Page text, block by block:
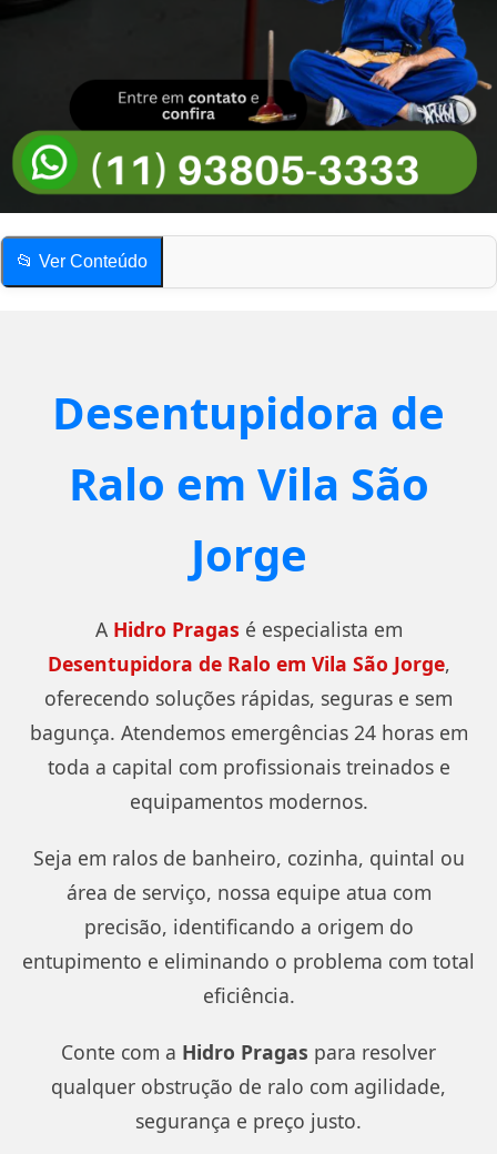
📂 Ver Conteúdo
Desentupidora de Ralo em Vila São Jorge
Desentupidora de
Ralo em Vila São
Jorge
A Hidro Pragas é especialista em
Desentupidora de Ralo em Vila São Jorge,
oferecendo soluções rápidas, seguras e sem
bagunça. Atendemos emergências 24 horas em
toda a capital com profissionais treinados e
equipamentos modernos.
Seja em ralos de banheiro, cozinha, quintal ou
área de serviço, nossa equipe atua com
precisão, identificando a origem do
entupimento e eliminando o problema com total
eficiência.
Conte com a Hidro Pragas para resolver
qualquer obstrução de ralo com agilidade,
segurança e preço justo.